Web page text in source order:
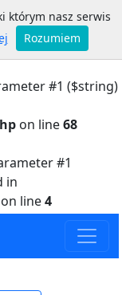
value of type
on line
#1 ($string)
on line68
#1
in
on line4
którym nasz serwis
Rozumiem